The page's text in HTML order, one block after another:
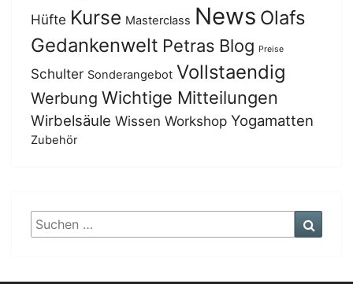
Hüfte Kurse Masterclass News Olafs
Gedankenwelt Petras Blog Preise
Schulter Sonderangebot Vollstaendig
Werbung Wichtige Mitteilungen
Wirbelsäule Wissen Workshop Yogamatten
Zubehör
Suchen
nach: